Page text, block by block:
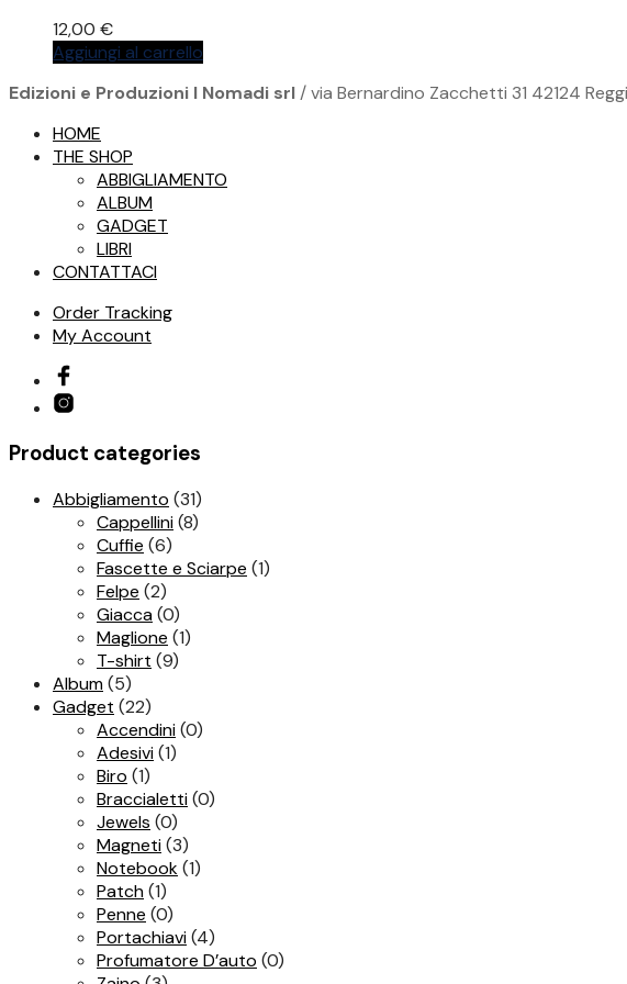
12,00 €
Aggiungi al carrello
Edizioni e Produzioni I Nomadi srl / via Bernardino Zacchetti 31 42124
HOME
THE SHOP
ABBIGLIAMENTO
ALBUM
GADGET
LIBRI
CONTATTACI
Order Tracking
My Account
Product categories
Abbigliamento (31)
Cappellini(8)
Cuffie (6)
Fascette e Sciarpe (1)
Felpe (2)
Giacca(0)
Maglione (1)
T-shirt (9)
Album(5)
Gadget (22)
Accendini(0)
Adesivi(1)
Biro (1)
Braccialetti(0)
Jewels (0)
Magneti(3)
Notebook(1)
Patch(1)
Penne (0)
Portachiavi(4)
Profumatore D’auto (0)